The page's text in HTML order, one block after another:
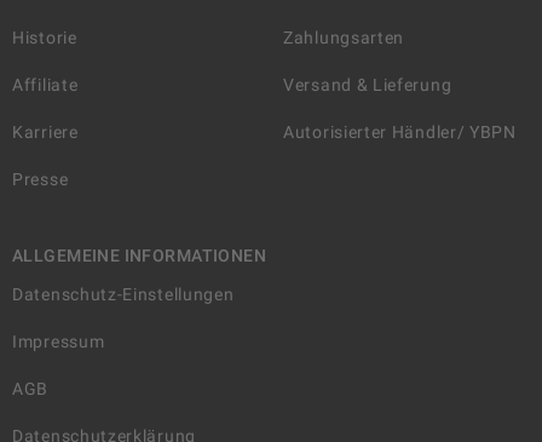
Historie
Affiliate
Karriere
Presse
Zahlungsarten
Versand & Lieferung
Autorisierter Händler/ YBPN
ALLGEMEINE INFORMATIONEN
Datenschutz-Einstellungen
Impressum
AGB
Datenschutzerklärung